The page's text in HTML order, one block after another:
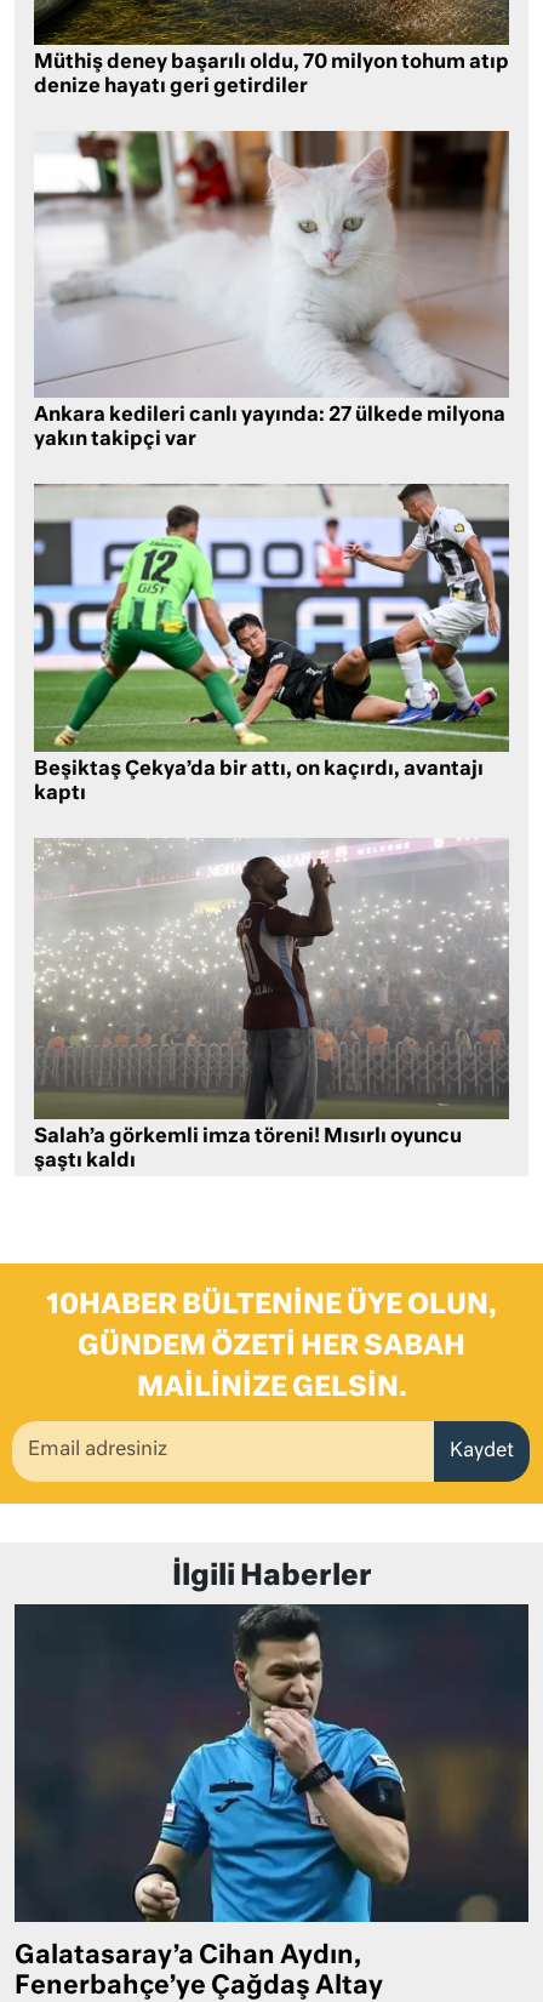
Müthiş deney başarılı oldu, 70 milyon tohum atıp
denize hayatı geri getirdiler
Ankara kedileri canlı yayında: 27 ülkede milyona
yakın takipçi var
Beşiktaş Çekya’da bir attı, on kaçırdı, avantajı
kaptı
Salah’a görkemli imza töreni! Mısırlı oyuncu
şaştı kaldı
10HABER BÜLTENINE ÜYE OLUN,
GÜNDEM ÖZETI HER SABAH
MAILINIZE GELSIN.
Kaydet
İlgili Haberler
Galatasaray’a Cihan Aydın,
Fenerbahçe’ye Çağdaş Altay